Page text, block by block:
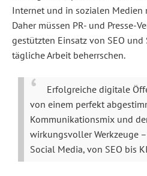
november-
2026/
Oliver
Albiez
Deutsche
Presseakademie
|
brand
https://www.tapintoweb.de/wp-
content/uploads/2016/05/
Onlinekommunikation8-
1024x273.jpg
Digitalen
Content
Internet und in sozialen Medien
Daher müssen PR- und Presse-
gestützten Einsatz von SEO
tägliche Arbeit beherrschen.
Erfolgreiche digitale
von einem perfekt
Kommunikationsmix und
wirkungsvoller Werkzeuge
Social Media, von SEO bis